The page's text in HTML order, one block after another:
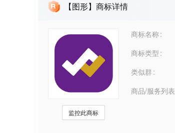
【图形】商标详情
监控此商标
商标名称
商标类型
类似群
商品/服务列表